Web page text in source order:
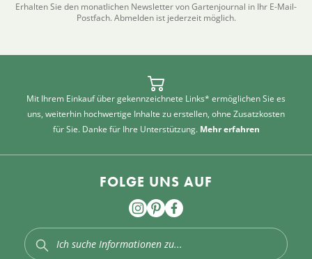
Erhalten Sie den monatlichen Newsletter von Gartenjournal in Ihr E-Mail-
Postfach. Abmelden ist jederzeit möglich.
Mit Ihrem Einkauf über gekennzeichnete Links* ermöglichen Sie es
uns, weiterhin hochwertige Inhalte zu erstellen, ohne Zusatzkosten
für Sie. Danke für Ihre Unterstützung. Mehr erfahren
FOLGE UNS AUF